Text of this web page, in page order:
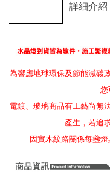
詳細介紹
為響應地球環保及節能減碳
您
電鍍、玻璃商品有工藝尚無
產生，若追
因實木紋路關係每盞